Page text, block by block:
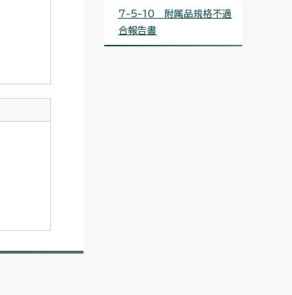
7-5-10 附属品規格不適
合報告書